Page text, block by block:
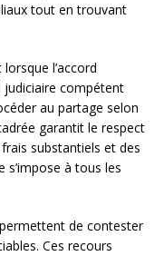
tout en trouvant
l’accord
judiciaire compétent
au partage selon
garantit le respect
substantiels et des
s’impose à tous les
de contester
Ces recours